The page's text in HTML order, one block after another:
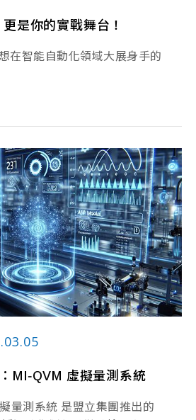
是你的實戰舞台！
在智能自動化領域大展身手的
MI‑QVM 虛擬量測系統
量測系統 是盟立集團推出的